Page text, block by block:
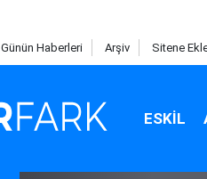
Günün Haberleri Arşiv Sitene
ESKIL